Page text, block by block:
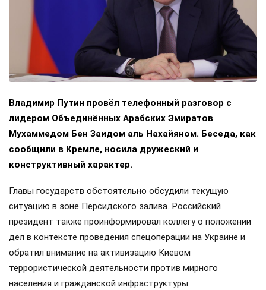
Владимир Путин провёл телефонный разговор с
лидером Объединённых Арабских Эмиратов
Мухаммедом Бен Заидом аль Нахайяном. Беседа, как
сообщили в Кремле, носила дружеский и
конструктивный характер.
Главы государств обстоятельно обсудили текущую
ситуацию в зоне Персидского залива. Российский
президент также проинформировал коллегу о положении
дел в контексте проведения спецоперации на Украине и
обратил внимание на активизацию Киевом
террористической деятельности против мирного
населения и гражданской инфраструктуры.